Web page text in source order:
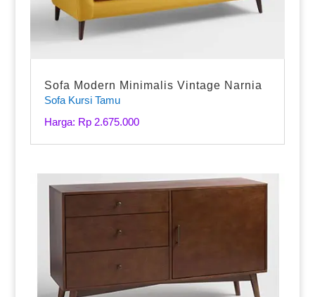
Sofa Modern Minimalis Vintage Narnia
Sofa Kursi Tamu
Harga: Rp 2.675.000